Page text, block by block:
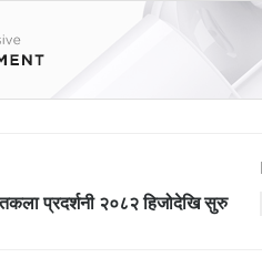
प्रदर्शनी २०८२ हिजोदेखि सुरु